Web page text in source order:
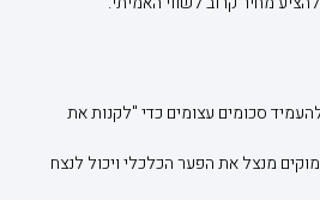
סכומים עצומים כדי "לקנות את
מנצל את הפער הכלכלי ויכול לנצח